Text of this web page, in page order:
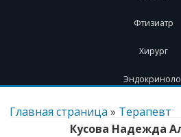
Фтизиатр
Хирург
Главная страница » Терапевт
Кусова Надежда